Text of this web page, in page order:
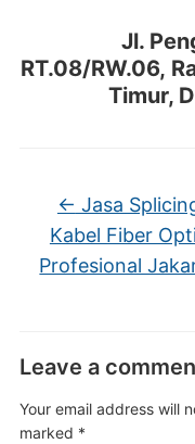
Jl.
RT.08/RW.06,
Timur,
← Jasa
Kabel Fiber
Profesional
Leave a
Your email address will
marked *